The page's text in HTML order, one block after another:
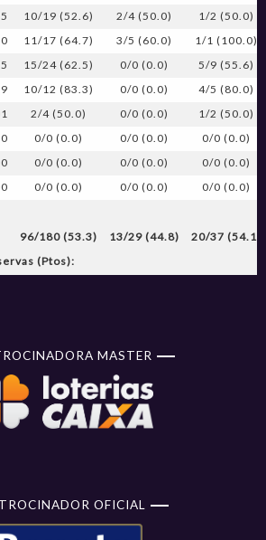
10/19 (52.6) 2/4 (50.0)
1/2 (50.0)
11/17 (64.7) 3/5 (60.0)
1/1 (100.0)
15/24 (62.5) 0/0 (0.0)
5/9 (55.6)
10/12 (83.3) 0/0 (0.0)
4/5 (80.0)
2/4 (50.0) 0/0 (0.0)
1/2 (50.0)
0/0 (0.0) 0/0 (0.0)
0/0 (0.0)
0/0 (0.0) 0/0 (0.0)
0/0 (0.0)
0/0 (0.0) 0/0 (0.0)
0/0 (0.0)
96/180 (53.3) 13/29 (44.8)
20/37 (54.1)
(Ptos):
MASTER
OFICIAL